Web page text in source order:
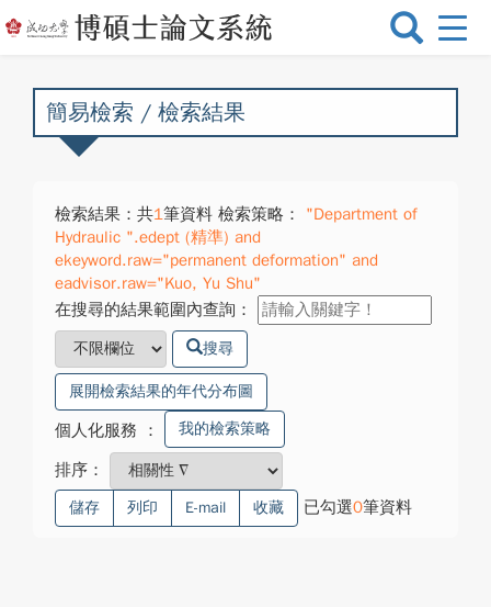
選
換
簡易檢索 / 檢索結果
檢索結果：共1筆資料 檢索策略：
"Department of
Hydraulic ".edept (精準) and
ekeyword.raw="permanent deformation" and
eadvisor.raw="Kuo, Yu Shu"
在搜尋的結果範圍內查詢：
搜尋
展開檢索結果的年代分布圖
個人化服務 ： 我的檢索策略
排序：
儲存 列印 E-mail 收藏 已勾選0筆資料